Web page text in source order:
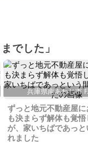
でした」
兵庫県南あわじ市
ずっと地元不動産屋
も決まらず解体も覚
が、家いちばであっ
れました